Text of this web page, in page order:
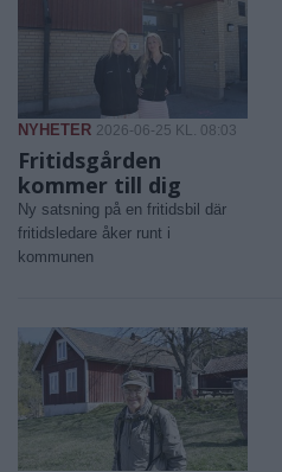
NYHETER 2026-06-25 KL. 08:03
Fritidsgården
kommer till dig
Ny satsning på en fritidsbil där
fritidsledare åker runt i
kommunen